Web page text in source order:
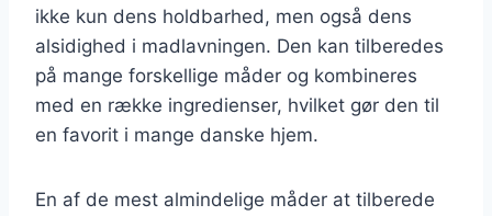
ikke kun dens holdbarhed, men også dens
alsidighed i madlavningen. Den kan tilberedes
på mange forskellige måder og kombineres
med en række ingredienser, hvilket gør den til
en favorit i mange danske hjem.
En af de mest almindelige måder at tilberede